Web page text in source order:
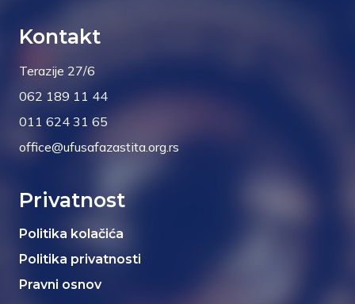
Kontakt
Terazije 27/6
062 189 11 44
011 624 31 65
office@ufusafazastita.org.rs
Privatnost
Politika kolačića
Politika privatnosti
Pravni osnov